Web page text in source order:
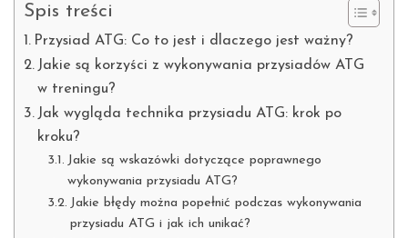
Spis treści
Przysiad ATG: Co to jest i dlaczego jest ważny?
Jakie są korzyści z wykonywania przysiadów ATG
w treningu?
Jak wygląda technika przysiadu ATG: krok po
kroku?
Jakie są wskazówki dotyczące poprawnego
wykonywania przysiadu ATG?
Jakie błędy można popełnić podczas wykonywania
przysiadu ATG i jak ich unikać?